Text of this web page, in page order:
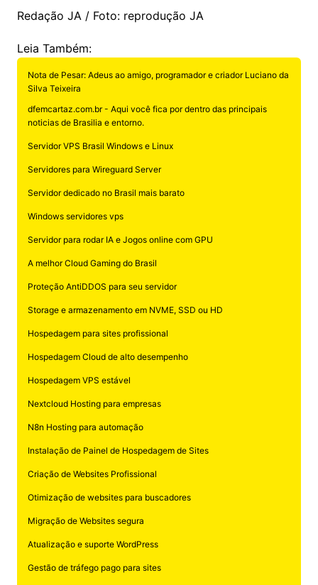
Redação JA / Foto: reprodução JA
Leia Também:
Nota de Pesar: Adeus ao amigo, programador e criador Luciano da
Silva Teixeira
dfemcartaz.com.br - Aqui você fica por dentro das principais
noticias de Brasilia e entorno.
Servidor VPS Brasil Windows e Linux
Servidores para Wireguard Server
Servidor dedicado no Brasil mais barato
Windows servidores vps
Servidor para rodar IA e Jogos online com GPU
A melhor Cloud Gaming do Brasil
Proteção AntiDDOS para seu servidor
Storage e armazenamento em NVME, SSD ou HD
Hospedagem para sites profissional
Hospedagem Cloud de alto desempenho
Hospedagem VPS estável
Nextcloud Hosting para empresas
N8n Hosting para automação
Instalação de Painel de Hospedagem de Sites
Criação de Websites Profissional
Otimização de websites para buscadores
Migração de Websites segura
Atualização e suporte WordPress
Gestão de tráfego pago para sites